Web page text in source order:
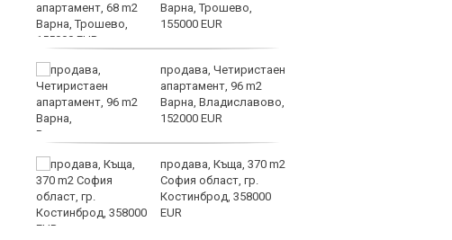
Варна, Трошево,
155000 EUR
продава, Четиристаен
апартамент, 96 m2
Варна, Владиславово,
152000 EUR
продава, Къща, 370 m2
София област, гр.
Костинброд, 358000
EUR